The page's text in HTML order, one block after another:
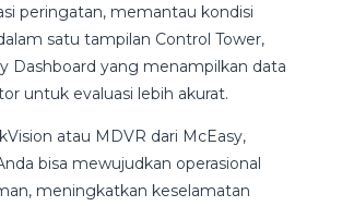
peringatan, memantau kondisi
satu tampilan Control Tower,
Dashboard yang menampilkan data
untuk evaluasi lebih akurat.
atau MDVR dari McEasy,
bisa mewujudkan operasional
meningkatkan keselamatan